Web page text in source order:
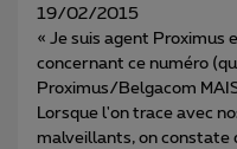
19/02/2015
« Je suis agent Proximus
concernant ce numéro
Proximus/Belgacom
Lorsque l'on trace avec
malveillants, on constate